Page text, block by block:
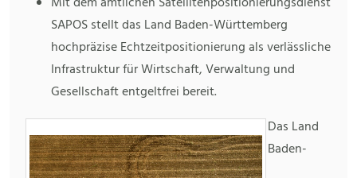
SAPOS stellt das Land Baden-Württemberg
hochpräzise Echtzeitpositionierung als verlässliche
Infrastruktur für Wirtschaft, Verwaltung und
Gesellschaft entgeltfrei bereit.
Das Land
Baden-